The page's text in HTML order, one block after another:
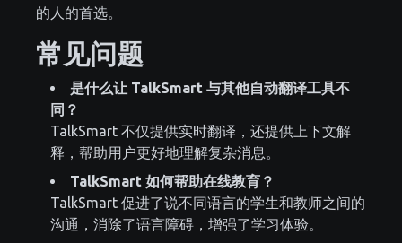
的人的首选。
常见问题
是什么让 TalkSmart 与其他自动翻译工具不
同？
TalkSmart 不仅提供实时翻译，还提供上下文解
释，帮助用户更好地理解复杂消息。
TalkSmart 如何帮助在线教育？
TalkSmart 促进了说不同语言的学生和教师之间的
沟通，消除了语言障碍，增强了学习体验。